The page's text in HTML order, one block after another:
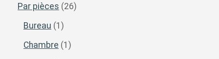
Par pièces (26)
Bureau (1)
Chambre (1)